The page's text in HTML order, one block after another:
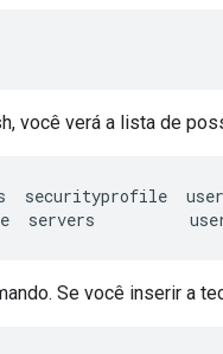
você verá a lista de
securityprofile
servers
Se você inserir a